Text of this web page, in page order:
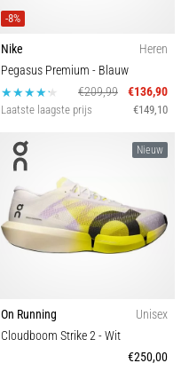
-8%
Nike
Heren
Pegasus Premium - Blauw
€209,99
€136,90
Laatste laagste prijs €149,10
Nieuw
On Running
Unisex
Cloudboom Strike 2- Wit
€250,00